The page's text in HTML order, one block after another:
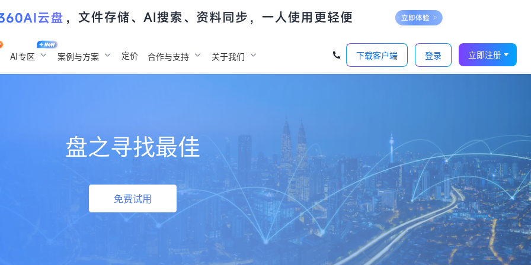
AI专区 案例与方案 定价 合作与支持 关于我们 下载客户端 登录 立即注册
盘之寻找最佳
免费试用